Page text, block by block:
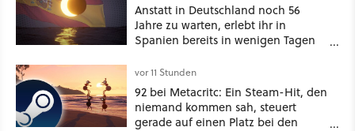
Anstatt in Deutschland noch 56
Jahre zu warten, erlebt ihr in
Spanien bereits in wenigen Tagen
vor 11 Stunden
92 bei Metacritc: Ein Steam-Hit, den
niemand kommen sah, steuert
gerade auf einen Platz bei den